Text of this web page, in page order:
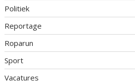
Politiek
Reportage
Roparun
Sport
Vacatures